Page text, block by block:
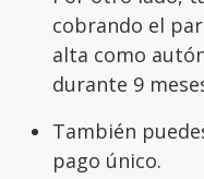
cobrando el
alta como
durante 9
También
pago único.